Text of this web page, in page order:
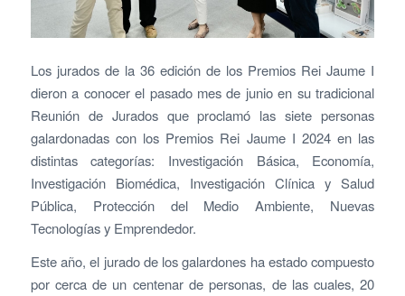
Los jurados de la 36 edición de los Premios Rei Jaume I
dieron a conocer el pasado mes de junio en su tradicional
Reunión de Jurados que proclamó las siete personas
galardonadas con los Premios Rei Jaume I 2024 en las
distintas categorías: Investigación Básica, Economía,
Investigación Biomédica, Investigación Clínica y Salud
Pública, Protección del Medio Ambiente, Nuevas
Tecnologías y Emprendedor.
Este año, el jurado de los galardones ha estado compuesto
por cerca de un centenar de personas, de las cuales, 20